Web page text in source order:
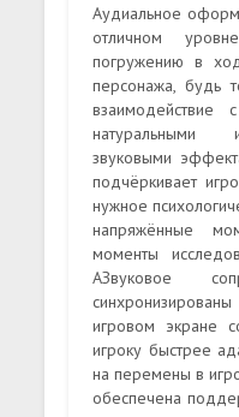
Аудиальное
отличном
погружению в
персонажа, будь
взаимодействие
натуральными
звуковыми
подчёркивает
нужное
напряжённые
моменты
АЗвуковое
игровом экране
игроку быстрее
на перемены в
обеспечена